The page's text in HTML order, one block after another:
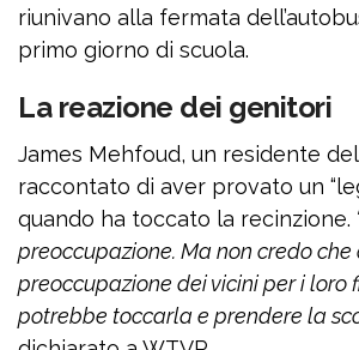
riunivano alla fermata
primo giorno di scuola.
La reazione dei genitori
James Mehfoud, un residente
raccontato di aver provato un
quando ha toccato la recinzione.
preoccupazione. Ma non credo
preoccupazione dei vicini per i loro
potrebbe toccarla e prendere la